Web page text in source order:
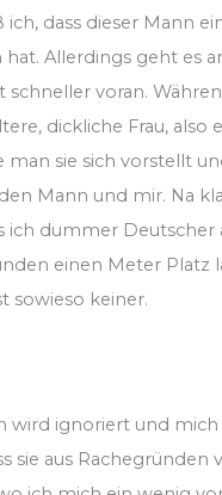
dass dieser Mann
hat. Allerdings geht es
schneller voran.
dickliche Frau, also
man sie sich vorstellt
Mann und mir. Na
ich dummer Deutscher
einen Meter Platz
sowieso keiner.
wird ignoriert und
sie aus Rachegründen